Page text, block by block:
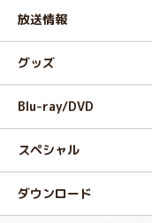
放送情報
グッズ
Blu-ray/DVD
スペシャル
ダウンロード